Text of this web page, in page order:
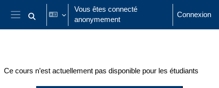
Passer au contenu principal
Panneau latéral
Activer/désactiver la saisie de recherche
Vous êtes connecté
anonymement
Connexion
Ce cours n’est actuellement pas disponible pour les étudiants